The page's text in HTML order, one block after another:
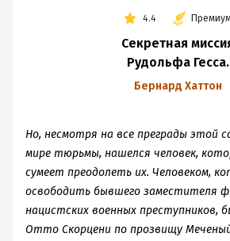
4.4
Секретная
Рудольфа Гесса.
Закулисные игры
Бернард Хаттон
Но, несмотря на все преграды этой
мире тюрьмы, нашелся человек,
сумеет преодолеть их. Человеком,
освободить бывшего заместителя
нацистских военных преступников,
Отто Скорцени по прозвищу